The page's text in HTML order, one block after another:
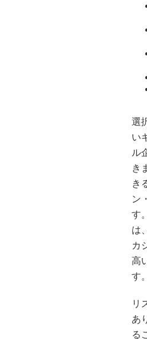
選
い
ル
き
き
ン
す
は
カ
高
す。
リ
あ
る